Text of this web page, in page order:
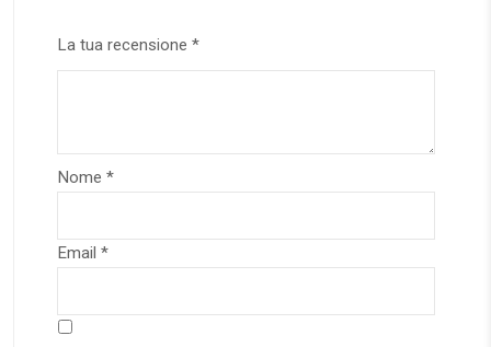
La tua recensione *
Nome *
Email *